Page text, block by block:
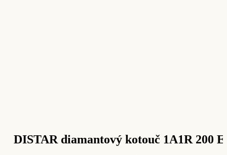
DISTAR diamantový kotouč 1A1R 200